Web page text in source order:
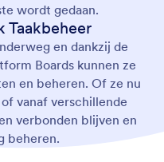
wordt gedaan.
en dankzij de
Boards kunnen ze
en beheren. Of ze nu
vanaf verschillende
verbonden blijven en
beheren.